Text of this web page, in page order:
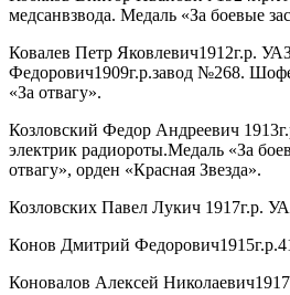
медсанвзвода. Медаль «За боевые
Ковалев Петр Яковлевич1912г.р.
Федорович1909г.р.завод №268.
«За отвагу».
Козловский Федор Андреевич
электрик радиороты.Медаль «За
отвагу», орден «Красная Звезда».
Козловских Павел Лукич 1917г.р.
Конов Дмитрий
Коновалов Алексей